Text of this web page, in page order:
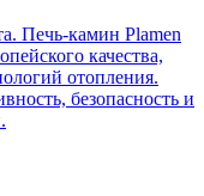
Печь-камин Plamen
качества,
отопления.
безопасность и